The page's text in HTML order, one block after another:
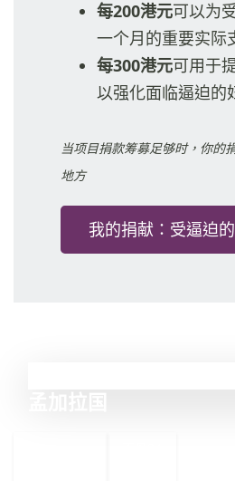
每200港元可以为
一个月的重要实际
每300港元可用于
以强化面临逼迫的
当项目捐款筹募足够时，你的
地方
我的捐献：受逼迫